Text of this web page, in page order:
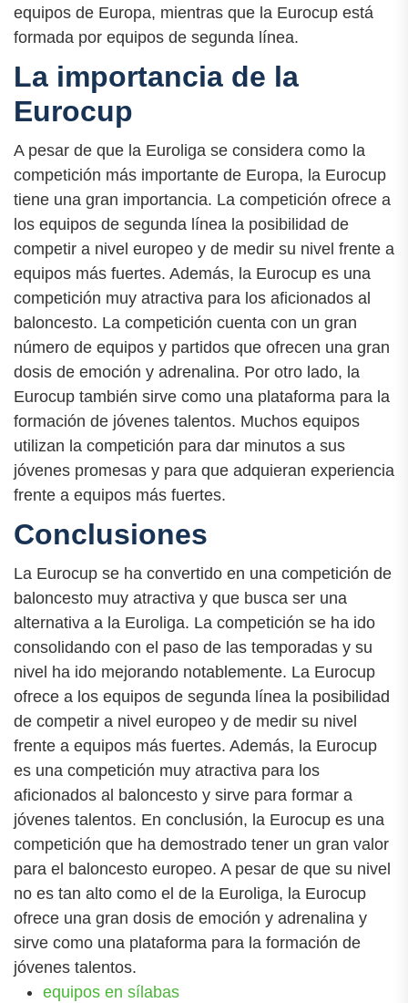
equipos de Europa, mientras que la Eurocup está
formada por equipos de segunda línea.
La importancia de la
Eurocup
A pesar de que la Euroliga se considera como la
competición más importante de Europa, la Eurocup
tiene una gran importancia. La competición ofrece a
los equipos de segunda línea la posibilidad de
competir a nivel europeo y de medir su nivel frente a
equipos más fuertes. Además, la Eurocup es una
competición muy atractiva para los aficionados al
baloncesto. La competición cuenta con un gran
número de equipos y partidos que ofrecen una gran
dosis de emoción y adrenalina. Por otro lado, la
Eurocup también sirve como una plataforma para la
formación de jóvenes talentos. Muchos equipos
utilizan la competición para dar minutos a sus
jóvenes promesas y para que adquieran experiencia
frente a equipos más fuertes.
Conclusiones
La Eurocup se ha convertido en una competición de
baloncesto muy atractiva y que busca ser una
alternativa a la Euroliga. La competición se ha ido
consolidando con el paso de las temporadas y su
nivel ha ido mejorando notablemente. La Eurocup
ofrece a los equipos de segunda línea la posibilidad
de competir a nivel europeo y de medir su nivel
frente a equipos más fuertes. Además, la Eurocup
es una competición muy atractiva para los
aficionados al baloncesto y sirve para formar a
jóvenes talentos. En conclusión, la Eurocup es una
competición que ha demostrado tener un gran valor
para el baloncesto europeo. A pesar de que su nivel
no es tan alto como el de la Euroliga, la Eurocup
ofrece una gran dosis de emoción y adrenalina y
sirve como una plataforma para la formación de
jóvenes talentos.
equipos en sílabas